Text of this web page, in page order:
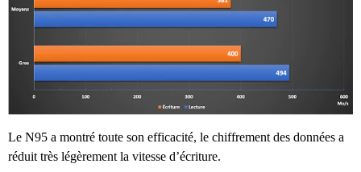
Le N95 a montré toute son efficacité, le chiffrement des données a
réduit très légèrement la vitesse d’écriture.